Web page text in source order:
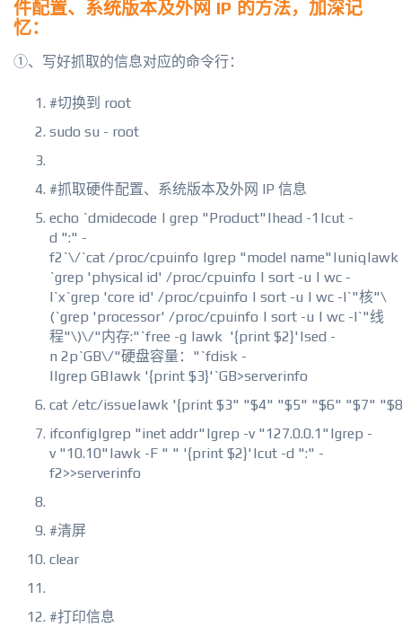
件配置、系统版本及外网 IP 的方法，加深记
忆：
①、写好抓取的信息对应的命令行：
#切换到 root
sudo su - root
#抓取硬件配置、系统版本及外网 IP 信息
echo `dmidecode | grep "Product"|head -1|cut -
d ":" -
f2`\/`cat /proc/cpuinfo |grep "model name"|uniq|awk
`grep 'physical id' /proc/cpuinfo | sort -u | wc -
l`x`grep 'core id' /proc/cpuinfo | sort -u | wc -l`"核"\
(`grep 'processor' /proc/cpuinfo | sort -u | wc -l`"线
程"\)\/"内存:"`free -g |awk '{print $2}'|sed -
n 2p`GB\/"硬盘容量："`fdisk -
l|grep GB|awk '{print $3}'`GB>serverinfo
cat /etc/issue|awk '{print $3" "$4" "$5" "$6" "$7"
ifconfig|grep "inet addr"|grep -v "127.0.0.1"|grep -
v "10.10"|awk -F " " '{print $2}'|cut -d ":" -
f2>>serverinfo
#清屏
clear
#打印信息